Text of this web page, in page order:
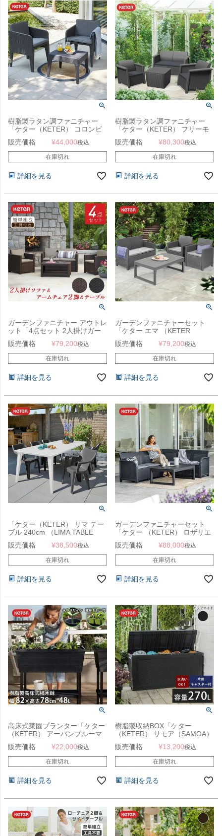
樹脂製ラタン調ファニチャー
「ケター（KETER） コロンビ
ア バルコニー3点セット
（Columbia balcony set） 」
販売価格 ¥44,000税込
在庫切れ
詳細を見る
樹脂製ラタン調ファニチャー
「ケター（KETER） フリーモ
ント 収納付きガーデンテーブル
＆ソファ 4点セット
（FREMONT 4SET
148564）」
販売価格 ¥80,300税込
在庫切れ
詳細を見る
ガーデンファニチャー アウトレ
ット「4点セット 2人掛けガー
デンソファー・アームチェア2
脚・テーブル ケター
（KETER） モナコ ラウンジ
（Monaco Lounge Set
タン調 ガーデンテーブル
販売価格 ¥79,200税込
在庫切れ
詳細を見る
ガーデンファニチャーセット
「ケター エマ （KETER
EMMA） 2人掛けスムースアー
ムソファー＆リヨンテーブル 4
点セット 149325」
販売価格 ¥79,200税込
在庫切れ
詳細を見る
「ケター（KETER） リマ テー
ブル 240cm （LIMA TABLE
240cm 141015）」
販売価格 ¥38,500税込
在庫切れ
詳細を見る
ガーデンファニチャーセット
「ケター （KETER） ロザリエ
コーナーソファ＆リヨンテーブ
ルセット」
販売価格 ¥88,000税込
在庫切れ
詳細を見る
高床式菜園プランター「ケター
（KETER） アーバンブルーマ
ー（Urban bloomer）」
販売価格 ¥22,000税込
在庫切れ
詳細を見る
樹脂製収納BOX「ケター
（KETER） サモア（SAMOA）
ガーデンボックス 270L」
販売価格 ¥13,200税込
在庫切れ
詳細を見る